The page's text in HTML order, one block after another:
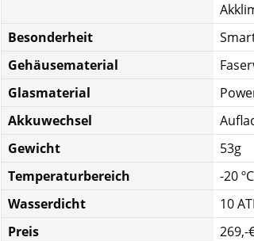
Besonderheit
Gehäusematerial
Glasmaterial
Akkuwechsel
Gewicht
53g
Temperaturbereich
-20
Wasserdicht
10
Preis
269,-